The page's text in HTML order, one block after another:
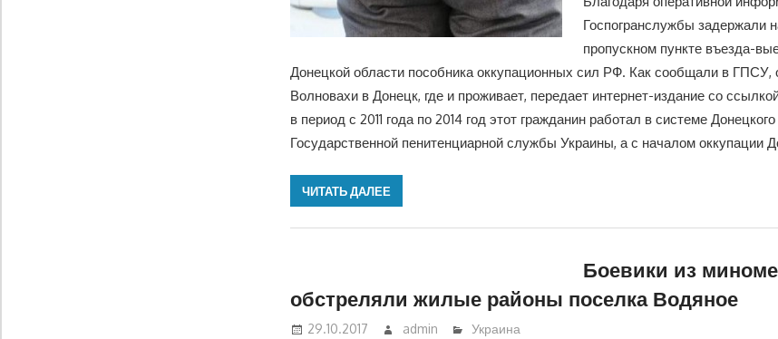
Госпогранслужбы задержали
пропускном пункте въезда-
Донецкой области пособника оккупационных сил РФ. Как сообщали в ГПСУ,
Волновахи в Донецк, где и проживает, передает интернет-издание со
в период с 2011 года по 2014 год этот гражданин работал в системе
Государственной пенитенциарной службы Украины, а с началом оккупации
ЧИТАТЬ ДАЛЕЕ
Боевики из
обстреляли жилые районы поселка Водяное
29.10.2017 admin Украина